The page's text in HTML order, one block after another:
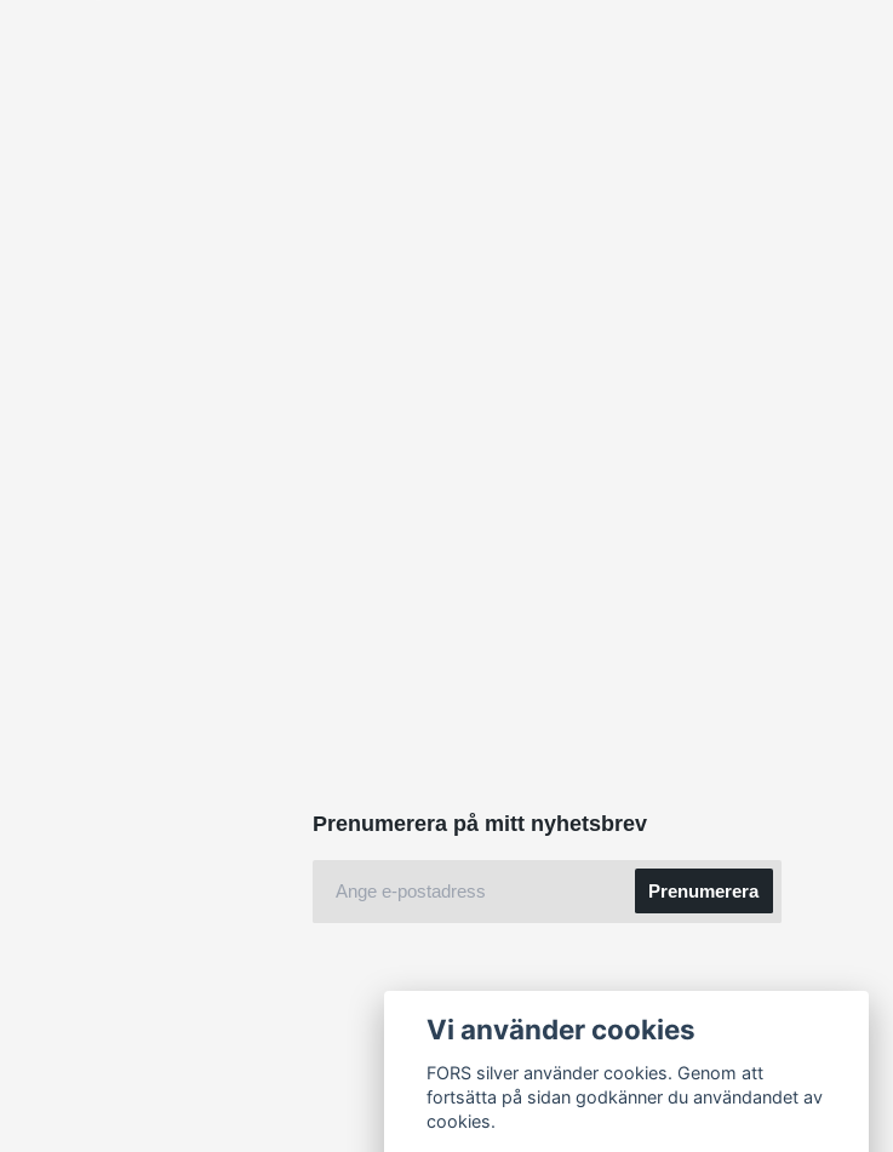
Prenumerera på mitt nyhetsbrev
Prenumerera
Vi använder cookies
FORS silver använder cookies. Genom att
fortsätta på sidan godkänner du användandet av
cookies.